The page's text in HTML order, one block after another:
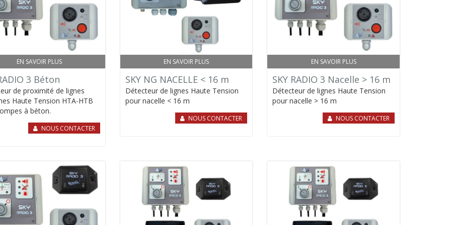
EN SAVOIR PLUS
3 Béton
de proximité de lignes
Haute Tension HTA-HTB
à béton.
NOUS CONTACTER
EN SAVOIR PLUS
SKY NG NACELLE < 16 m
Détecteur de lignes Haute Tension
pour nacelle < 16 m
NOUS CONTACTER
EN SAVOIR PLUS
SKY RADIO 3 Nacelle > 16 m
Détecteur de lignes Haute Tension
pour nacelle > 16 m
NOUS CONTACTER